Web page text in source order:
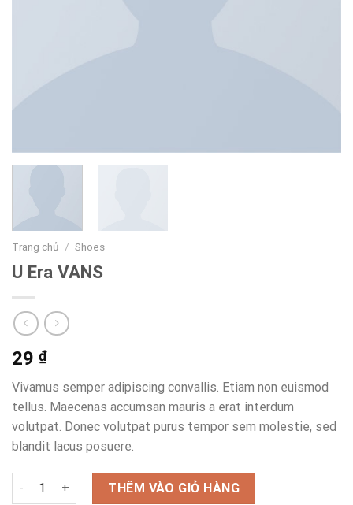
Trang chủ / Shoes
U Era VANS
29 ₫
Vivamus semper adipiscing convallis. Etiam non euismod
tellus. Maecenas accumsan mauris a erat interdum
volutpat. Donec volutpat purus tempor sem molestie, sed
blandit lacus posuere.
U Era VANS số lượngTHÊM VÀO GIỎ HÀNG